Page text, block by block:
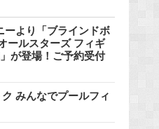
ーより「ブラインドボ
ールスターズ フィギ
が登場！ご予約受付
みんなでプールフィ